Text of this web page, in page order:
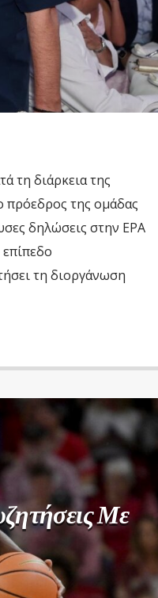
τη διάρκεια της
πρόεδρος της ομάδας
δηλώσεις στην ΕΡΑ
τη διοργάνωση
Με